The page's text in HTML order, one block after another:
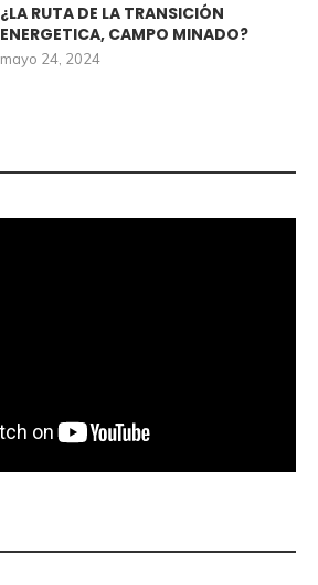
¿LA RUTA DE LA TRANSICIÓN
ENERGETICA, CAMPO MINADO?
mayo 24, 2024